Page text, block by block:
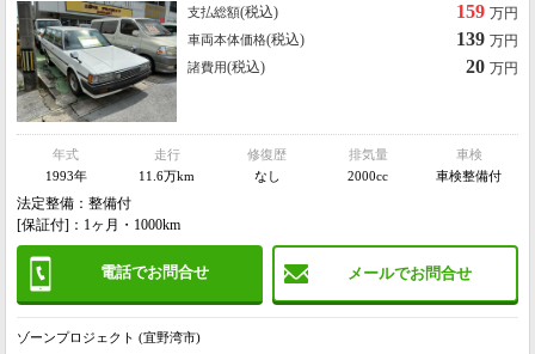
支払総額(税込) 159 万円
車両本体価格(税込) 139 万円
諸費用(税込) 20 万円
年式
1993年
走行
11.6万km
修復歴
なし
排気量
2000cc
車検
車検整備付
法定整備：整備付
[保証付]：1ヶ月・1000km
電話でお問合せ メールでお問合せ
ゾーンプロジェクト (宜野湾市)